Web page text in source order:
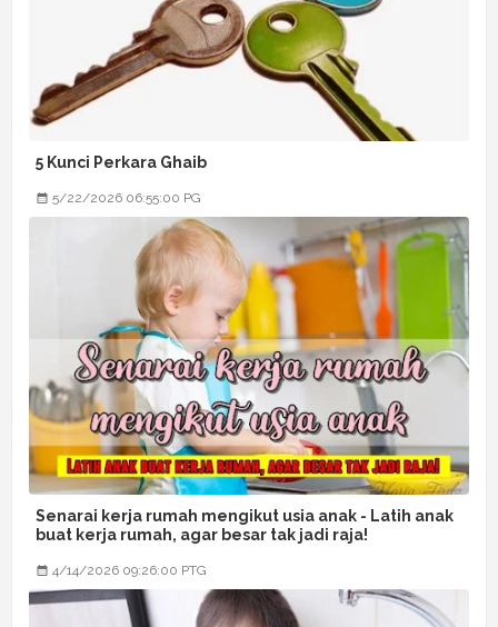
5 Kunci Perkara Ghaib
5/22/2026 06:55:00 PG
Senarai kerja rumah mengikut usia anak - Latih anak
buat kerja rumah, agar besar tak jadi raja!
4/14/2026 09:26:00 PTG